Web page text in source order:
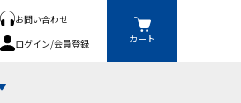
お問い合わせ
ログイン/会員登録 カート